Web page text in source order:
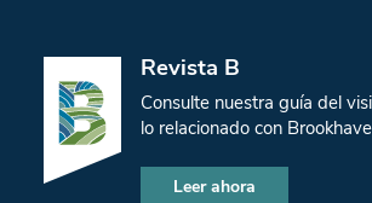
Revista B
Consulte nuestra guía del
lo relacionado con
Leer ahora